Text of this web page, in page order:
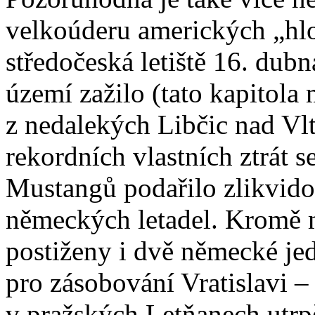
velkoúderu amerických
středočeská letiště 16.
území zažilo (tato kapitola
z nedalekých Libčic nad
rekordních vlastních ztrát
Mustangů podařilo
německých letadel.
postiženy i dvě německé
pro zásobování Vratislavi